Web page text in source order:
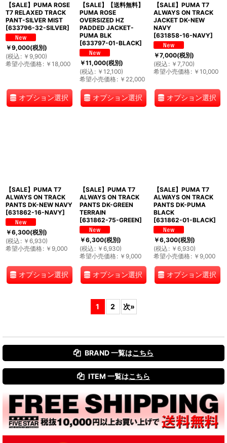
【SALE】PUMA ROSE
T7 RELAXED TRACK
PANT-SILVER MIST
[633796-32-SILVER]
￥9,000(税別)
(税込 : ￥ 9,900)
希望小売価格: ￥ 18,000
オプション選択
【SALE】【送料無料】
PUMA ROSE
OVERSIZED HZ
PADDED JACKET-
PUMA BLK
[633797-01-BLACK]
￥11,000(税別)
(税込 : ￥ 12,100)
希望小売価格: ￥ 22,000
オプション選択
【SALE】PUMA T7
ALWAYS ON TRACK
JACKET DK-NEW
NAVY
[631858-16-NAVY]
￥7,000(税別)
(税込 : ￥ 7,700)
希望小売価格: ￥ 10,000
オプション選択
【SALE】PUMA T7
ALWAYS ON TRACK
PANTS DK-NEW NAVY
[631862-16-NAVY]
￥6,300(税別)
(税込 : ￥ 6,930)
希望小売価格: ￥ 9,000
オプション選択
【SALE】PUMA T7
ALWAYS ON TRACK
PANTS DK-GREEN
TERRAIN
[631862-75-GREEN]
￥6,300(税別)
(税込 : ￥ 6,930)
希望小売価格: ￥ 9,000
オプション選択
【SALE】PUMA T7
ALWAYS ON TRACK
PANTS DK-PUMA
BLACK
[631862-01-BLACK]
￥6,300(税別)
(税込 : ￥ 6,930)
希望小売価格: ￥ 9,000
オプション選択
1 2 次»
BRAND 一覧はこちら
ITEM 一覧はこちら